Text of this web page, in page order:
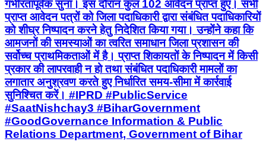
गंभीरतापूर्वक सुना। इस दौरान कुल 102 आवेदन प्राप्त हुए। सभी
प्राप्त आवेदन पत्रों को जिला पदाधिकारी द्वारा संबंधित पदाधिकारियों
को शीघ्र निष्पादन करने हेतु निदेशित किया गया। उन्होंने कहा कि
आमजनों की समस्याओं का त्वरित समाधान जिला प्रशासन की
सर्वोच्च प्राथमिकताओं में है। प्राप्त शिकायतों के निष्पादन में किसी
प्रकार की लापरवाही न हो तथा संबंधित पदाधिकारी मामलों का
लगातार अनुश्रवण करते हुए निर्धारित समय-सीमा में कार्रवाई
सुनिश्चित करें। #IPRD #PublicService
#SaatNishchay3 #BiharGovernment
#GoodGovernance Information & Public
Relations Department, Government of Bihar